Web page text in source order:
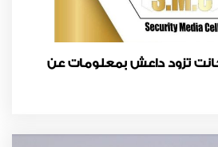
تزود داعش بمعلومات عن